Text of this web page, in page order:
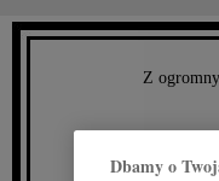
Z
Dbamy o